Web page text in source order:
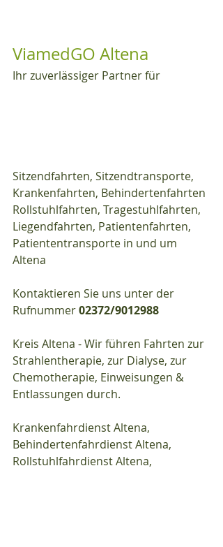
ViamedGO Altena
Ihr zuverlässiger Partner für
Sitzendfahrten, Sitzendtransporte,
Krankenfahrten, Behindertenfahrten
Rollstuhlfahrten, Tragestuhlfahrten,
Liegendfahrten, Patientenfahrten,
Patiententransporte in und um
Altena
Kontaktieren Sie uns unter der
Rufnummer 02372/9012988
Kreis Altena - Wir führen Fahrten zur
Strahlentherapie, zur Dialyse, zur
Chemotherapie, Einweisungen &
Entlassungen durch.
Krankenfahrdienst Altena,
Behindertenfahrdienst Altena,
Rollstuhlfahrdienst Altena,